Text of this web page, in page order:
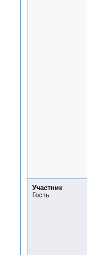
Участник
Гость